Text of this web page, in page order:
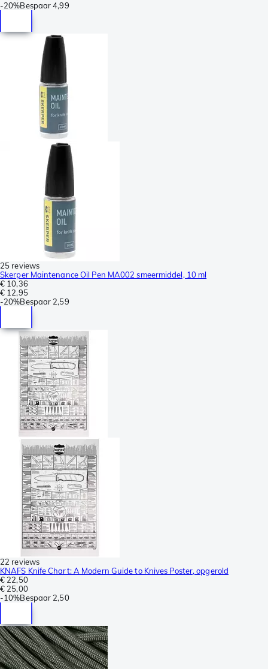
-20%Bespaar 4,99
25 reviews
Skerper Maintenance Oil Pen MA002 smeermiddel, 10 ml
€ 10,36
€ 12,95
-20%Bespaar 2,59
22 reviews
KNAFS Knife Chart: A Modern Guide to Knives Poster, opgerold
€ 22,50
€ 25,00
-10%Bespaar 2,50